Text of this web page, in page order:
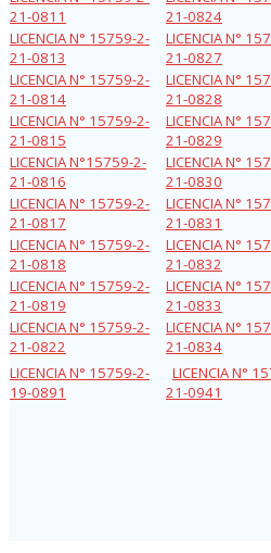
21-0811
21-0824
LICENCIA N° 15759-2-
21-0813
LICENCIA N°
21-0827
LICENCIA N° 15759-2-
21-0814
LICENCIA N°
21-0828
LICENCIA N° 15759-2-
21-0815
LICENCIA N°
21-0829
LICENCIA N°15759-2-
21-0816
LICENCIA N°
21-0830
LICENCIA N° 15759-2-
21-0817
LICENCIA N°
21-0831
LICENCIA N° 15759-2-
21-0818
LICENCIA N°
21-0832
LICENCIA N° 15759-2-
21-0819
LICENCIA N°
21-0833
LICENCIA N° 15759-2-
21-0822
LICENCIA N°
21-0834
LICENCIA N° 15759-2-
19-0891
LICENCIA N°
21-0941